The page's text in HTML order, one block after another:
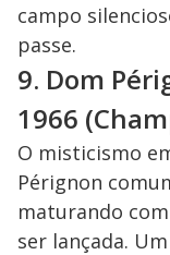
campo
passe.
9. Dom
1966
O misticismo
Pérignon
maturando
ser lançada.